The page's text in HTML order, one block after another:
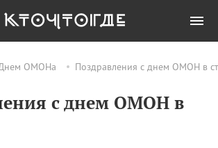
ОМОНа Поздравления с днем ОМОН в
с днем ОМОН в
ПРАЗДНИКИ Все
08.08 День «Счастье